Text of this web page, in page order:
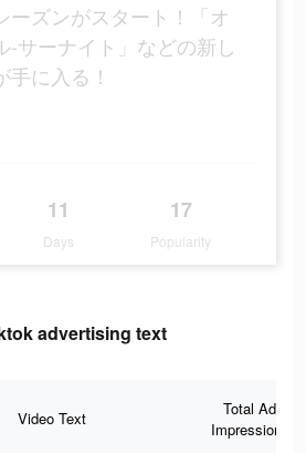
ーズンがスタート！「オ
-サーナイト」などの新し
に入る！
11
Days
17
Popularity
advertising text
Video Text
Total Ad
Impressions